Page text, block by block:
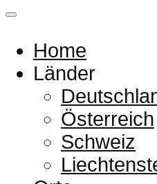
Home
Länder
Österreich
Schweiz